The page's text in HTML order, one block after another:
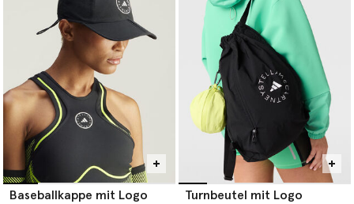
Baseballkappe mit Logo Turnbeutel mit Logo